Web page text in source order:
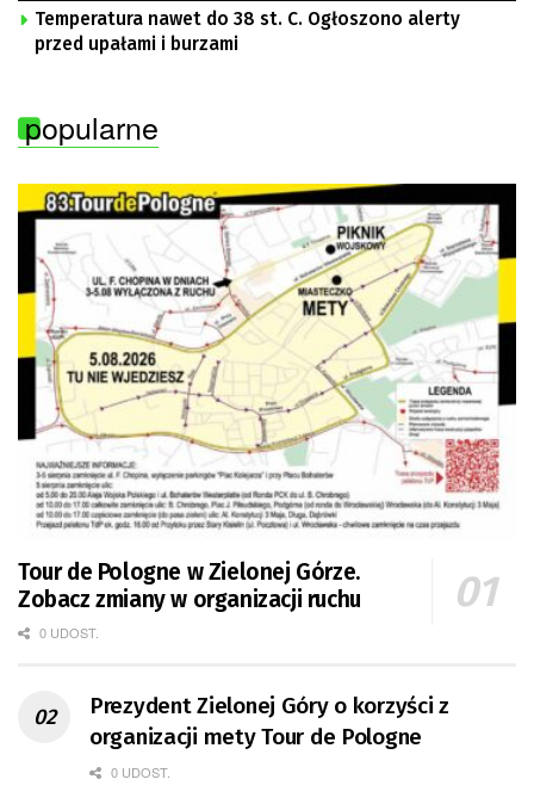
Temperatura nawet do 38 st. C. Ogłoszono alerty
przed upałami i burzami
popularne
Tour de Pologne w Zielonej Górze.
Zobacz zmiany w organizacji ruchu
0 UDOST.
Prezydent Zielonej Góry o korzyści z
organizacji mety Tour de Pologne
0 UDOST.